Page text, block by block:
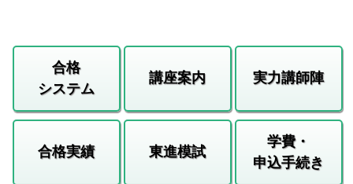
合格
システム
講座案内 実力講師陣
合格実績 東進模試
学費・
申込手続き